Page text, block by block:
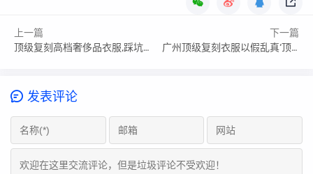
上一篇
顶级复刻高档奢侈品衣服,踩坑重灾区!
下一篇
广州顶级复刻衣服以假乱真‘顶级’原单‘’天花板?
发表评论